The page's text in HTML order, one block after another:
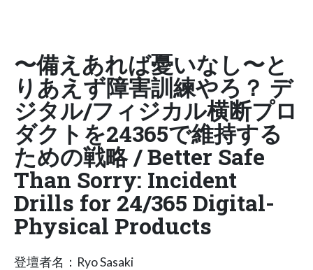
〜備えあれば憂いなし〜と
りあえず障害訓練やろ？ デ
ジタル/フィジカル横断プロ
ダクトを24365で維持する
ための戦略 / Better Safe
Than Sorry: Incident
Drills for 24/365 Digital-
Physical Products
登壇者名：Ryo Sasaki